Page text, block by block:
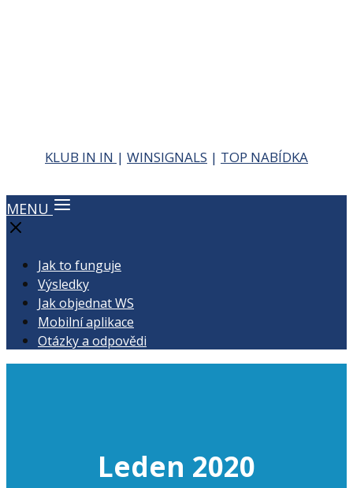
KLUB IN IN | WINSIGNALS | TOP NABÍDKA
MENU
Jak to funguje
Výsledky
Jak objednat WS
Mobilní aplikace
Otázky a odpovědi
Leden 2020